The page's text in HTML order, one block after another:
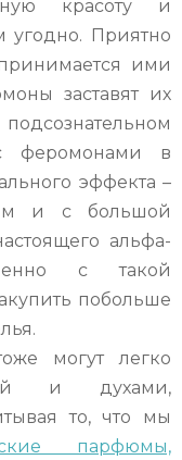
красоту и
угодно. Приятно
ими
заставят их
феромонами в
эффекта –
и с большой
альфа-
с такой
побольше
могут легко
и духами,
то, что мы
парфюмы,